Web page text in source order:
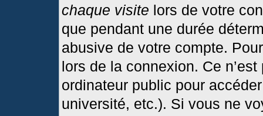
chaque visite lors de votre
que pendant une durée
abusive de votre compte.
lors de la connexion. Ce
ordinateur public pour
université, etc.). Si vous ne